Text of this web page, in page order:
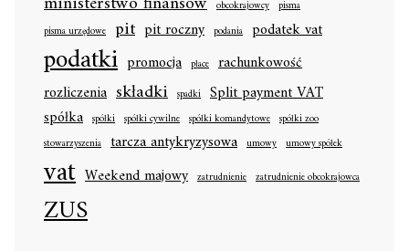
obcokrajowcy pisma
pisma urzędowe pit pit roczny podania podatek vat
podatki promocja płace rachunkowość
rozliczenia składki spadki Split payment VAT
spółka spółki spółki cywilne spółki komandytowe spółki zoo
stowarzyszenia tarcza antykryzysowa umowy umowy spółek
vat Weekend majowy zatrudnienie zatrudnienie obcokrajowca
ZUS